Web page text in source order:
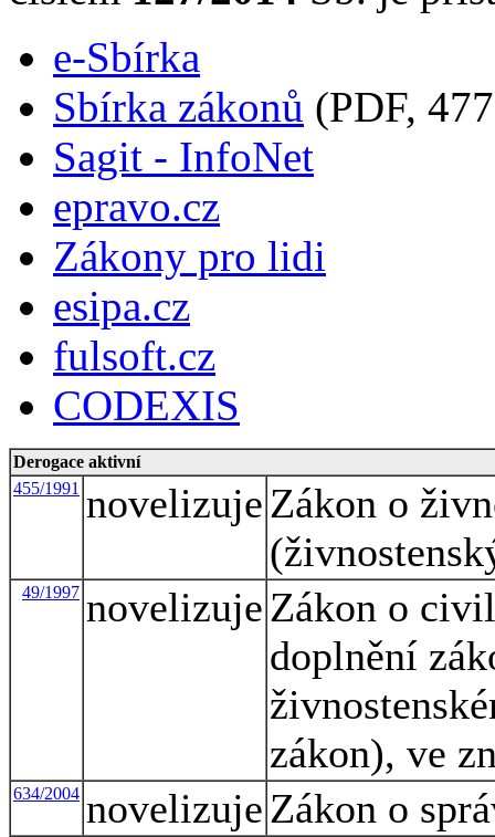
e-Sbírka
Sbírka zákonů (PDF,
Sagit - InfoNet
epravo.cz
Zákony pro lidi
esipa.cz
fulsoft.cz
CODEXIS
Derogace aktivní
455/1991 novelizujeZákon o
49/1997 novelizujeZákon o
doplnění
zákon), ve
634/2004 novelizujeZákon o